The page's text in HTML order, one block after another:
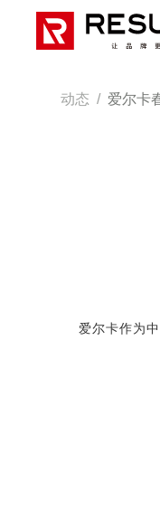
动态 / 爱尔卡
爱尔卡作为中